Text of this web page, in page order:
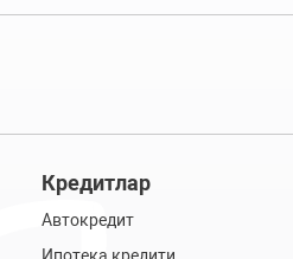
Кредитлар
Автокредит